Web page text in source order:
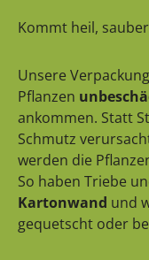
Kommt heil,
Unsere
Pflanzen
ankommen. Statt
Schmutz
werden die
So haben Triebe
Kartonwand und
gequetscht oder